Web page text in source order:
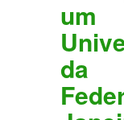
da